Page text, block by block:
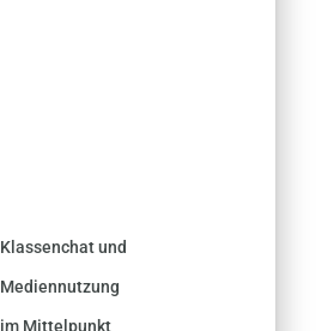
Klassenchat und
Mediennutzung
im Mittelpunkt